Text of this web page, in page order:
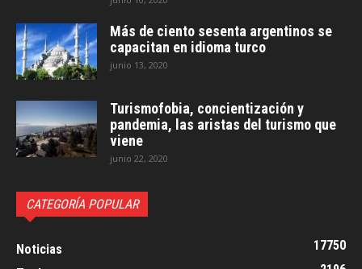
Más de ciento sesenta argentinos se
capacitan en idioma turco
junio 13, 2020
Turismofobia, concientización y
pandemia, las aristas del turismo que
viene
junio 22, 2020
CATEGORÍA POPULAR
Noticias
17750